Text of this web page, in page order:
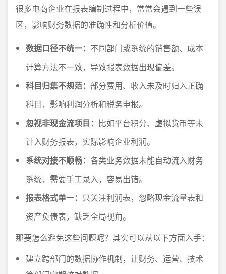
很多电商企业在报表编制过程中，常常会遇到一些误
区，影响财务数据的准确性和分析价值。
数据口径不统一： 不同部门或系统的销售额、成本
计算方法不一致，导致报表数据出现偏差。
科目归集不规范： 部分费用、收入未及时归入正确
科目，影响利润分析和税务申报。
忽视非现金流项目： 比如平台积分、虚拟货币等未
计入财务报表，实际影响企业利润。
系统对接不顺畅： 各类业务数据未能自动流入财务
系统，需要手工录入，容易出错。
报表格式单一： 只关注利润表，忽略现金流量表和
资产负债表，缺乏全局视角。
那要怎么避免这些问题呢？其实可以从以下方面入手：
建立跨部门的数据协作机制，让财务、运营、技术